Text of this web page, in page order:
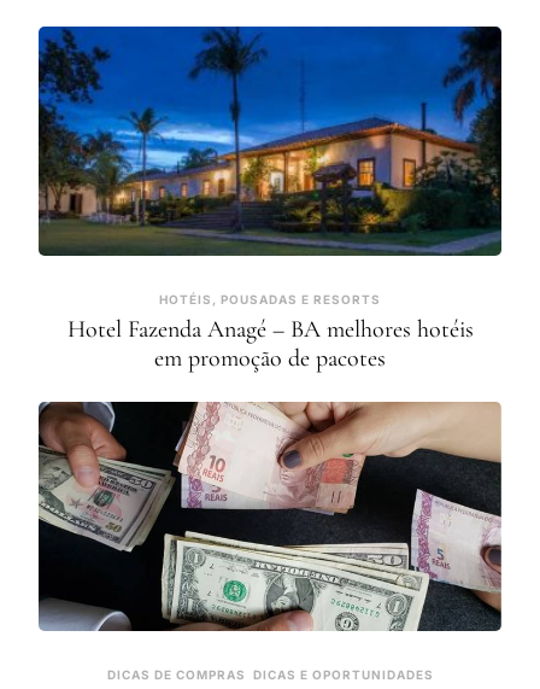
HOTÉIS, POUSADAS E RESORTS
Hotel Fazenda Anagé – BA melhores hotéis
em promoção de pacotes
DICAS DE COMPRAS DICAS E OPORTUNIDADES